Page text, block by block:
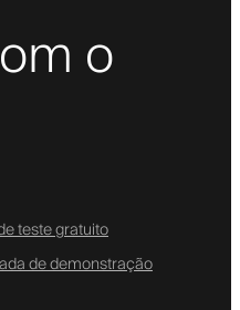
o
teste gratuito
de demonstração